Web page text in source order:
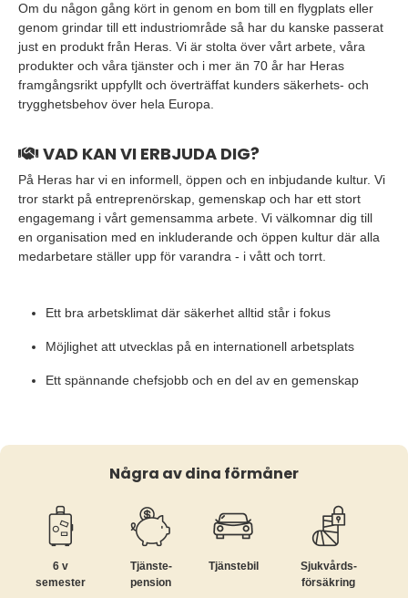
Om du någon gång kört in genom en bom till en flygplats eller
genom grindar till ett industriområde så har du kanske passerat
just en produkt från Heras. Vi är stolta över vårt arbete, våra
produkter och våra tjänster och i mer än 70 år har Heras
framgångsrikt uppfyllt och överträffat kunders säkerhets- och
trygghetsbehov över hela Europa.
VAD KAN VI ERBJUDA DIG?
På Heras har vi en informell, öppen och en inbjudande kultur. Vi
tror starkt på entreprenörskap, gemenskap och har ett stort
engagemang i vårt gemensamma arbete. Vi välkomnar dig till
en organisation med en inkluderande och öppen kultur där alla
medarbetare ställer upp för varandra - i vått och torrt.
Ett bra arbetsklimat där säkerhet alltid står i fokus
Möjlighet att utvecklas på en internationell arbetsplats
Ett spännande chefsjobb och en del av en gemenskap
Några av dina förmåner
6 v
semester
Tjänste­
pension
Tjänstebil
Sjukvårds­
försäkring